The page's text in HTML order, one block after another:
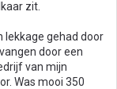
zit.
lekkage gehad door
door een
van mijn
Was mooi 350